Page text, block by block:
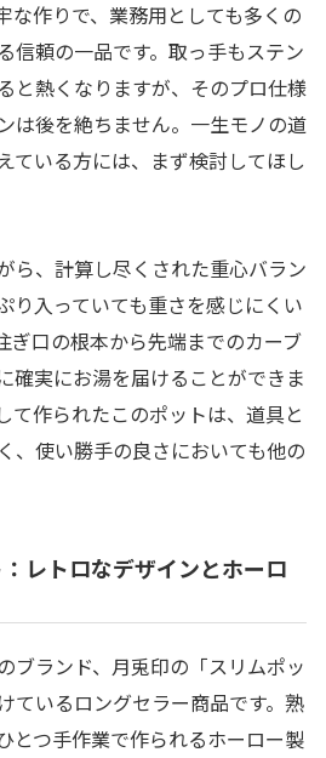
な作りで、業務用としても多くの
信頼の一品です。取っ手もステン
と熱くなりますが、そのプロ仕様
は後を絶ちません。一生モノの道
ている方には、まず検討してほし
ら、計算し尽くされた重心バラン
り入っていても重さを感じにくい
ぎ口の根本から先端までのカーブ
確実にお湯を届けることができま
て作られたこのポットは、道具と
、使い勝手の良さにおいても他の
レトロなデザインとホーロ
ブランド、月兎印の「スリムポッ
ているロングセラー商品です。熟
とつ手作業で作られるホーロー製